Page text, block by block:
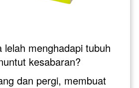
lelah menghadapi tubuh
kesabaran?
dan pergi, membuat